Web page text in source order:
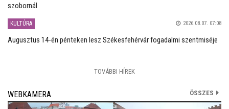
szobornál
KULTÚRA 2026.08.07. 07:08
Augusztus 14-én pénteken lesz Székesfehérvár fogadalmi szentmiséje
TOVÁBBI HÍREK
WEBKAMERA ÖSSZES